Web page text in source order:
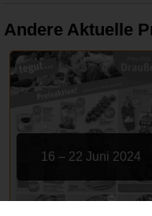
Andere Aktuelle
16 – 22 Juni 2024